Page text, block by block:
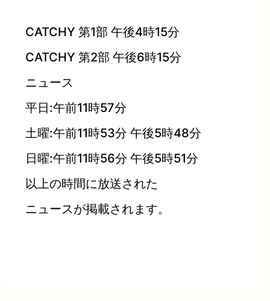
CATCHY 第1部 午後4時15分
CATCHY 第2部 午後6時15分
ニュース
平日:午前11時57分
土曜:午前11時53分 午後5時48分
日曜:午前11時56分 午後5時51分
以上の時間に放送された
ニュースが掲載されます。